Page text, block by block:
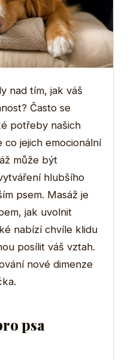
nad tím, jak váš
Často se
potřeby našich
jejich emocionální
může být
hlubšího
psem. Masáž je
jak uvolnit
nabízí chvíle klidu
posílit váš vztah.
nové dimenze
psa